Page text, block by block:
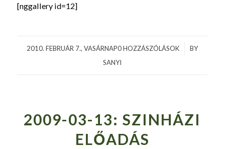
[nggallery id=12]
2010. FEBRUÁR 7., VASÁRNAP0 HOZZÁSZÓLÁSOK
/
BY
SANYI
2009-03-13: SZINHÁZI
ELŐADÁS